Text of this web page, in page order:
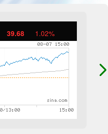
39.68 1.02%